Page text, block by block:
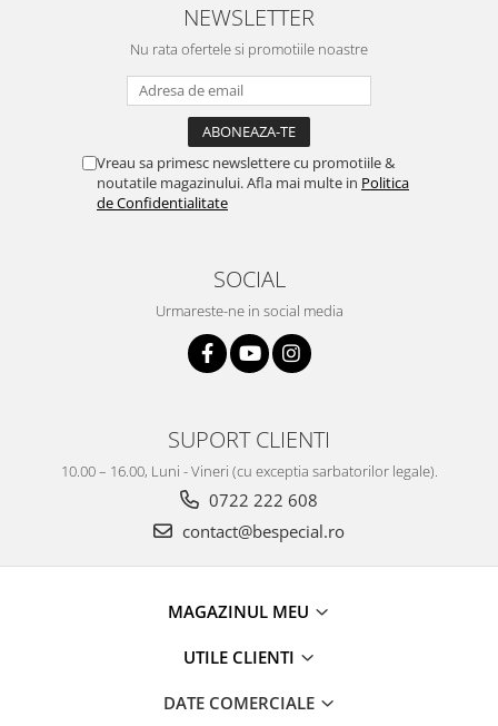
NEWSLETTER
Nu rata ofertele si promotiile noastre
Vreau sa primesc newslettere cu promotiile &
noutatile magazinului. Afla mai multe in Politica
de Confidentialitate
SOCIAL
Urmareste-ne in social media
SUPORT CLIENTI
10.00 – 16.00, Luni - Vineri (cu exceptia sarbatorilor legale).
0722 222 608
contact@bespecial.ro
MAGAZINUL MEU
UTILE CLIENTI
DATE COMERCIALE